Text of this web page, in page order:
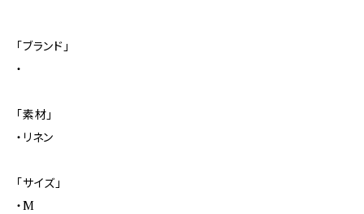
「ブランド」
・
「素材」
・リネン
「サイズ」
・M